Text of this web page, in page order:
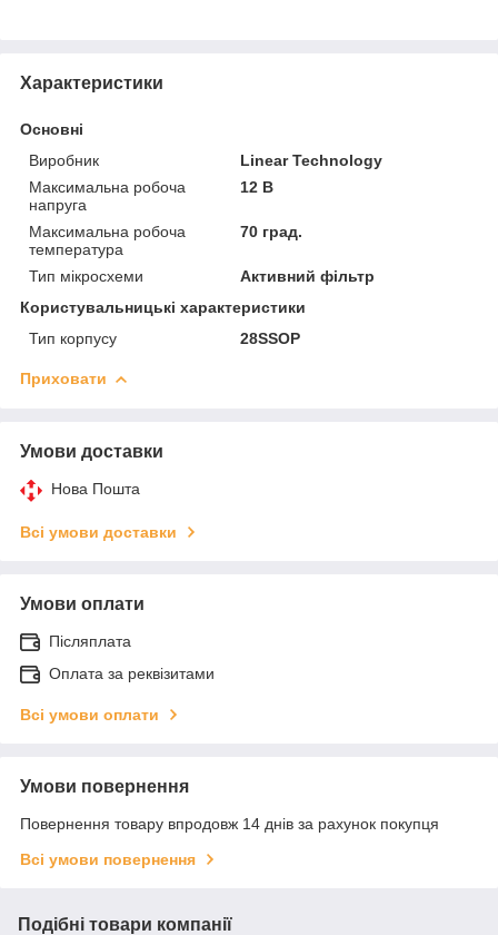
Характеристики
Основні
Виробник
Linear Technology
Максимальна робоча
напруга
12 В
Максимальна робоча
температура
70 град.
Тип мікросхеми
Активний фільтр
Користувальницькі характеристики
Тип корпусу
28SSOP
Приховати
Умови доставки
Нова Пошта
Всі умови доставки
Умови оплати
Післяплата
Оплата за реквізитами
Всі умови оплати
Умови повернення
Повернення товару впродовж 14 днів за рахунок покупця
Всі умови повернення
Подібні товари компанії